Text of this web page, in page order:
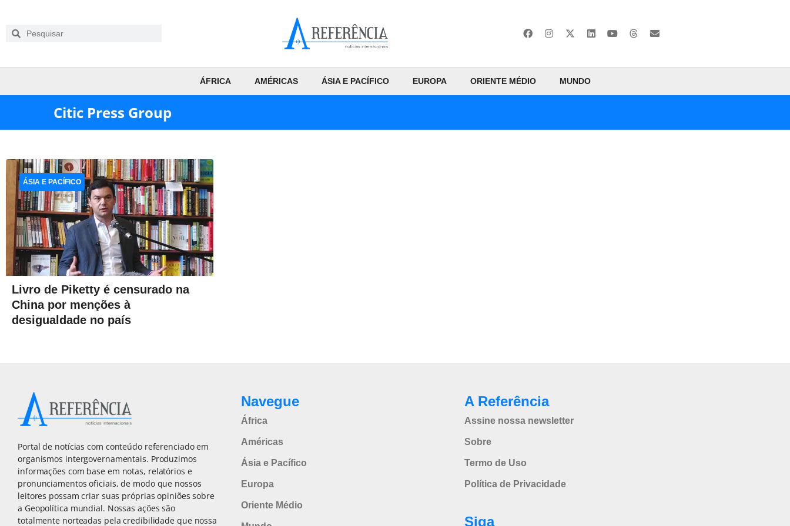
ÁFRICA AMÉRICAS ÁSIA E PACÍFICO EUROPA ORIENTE MÉDIO MUNDO
Citic Press Group
Livro de Piketty é censurado na
China por menções à
desigualdade no país
ÁSIA E PACÍFICO
Portal de notícias com conteúdo referenciado em
organismos intergovernamentais. Produzimos
informações com base em notas, relatórios e
pronunciamentos oficiais, de modo que nossos
leitores possam criar suas próprias opiniões sobre
a Geopolítica mundial. Nossas ações são
totalmente norteadas pela credibilidade que nossa
Navegue
África
Américas
Ásia e Pacífico
Europa
Oriente Médio
A Referência
Assine nossa newsletter
Sobre
Termo de Uso
Política de Privacidade
Siga